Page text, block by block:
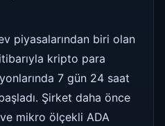
piyasalarından biri olan
kripto para
7 gün 24 saat
Şirket daha önce
mikro ölçekli ADA